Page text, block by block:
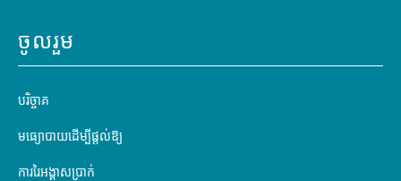
ចូលរួម
បរិច្ចាគ
មធ្យោបាយដើម្បីផ្តល់ឱ្យ
ការរៃអង្គាសប្រាក់